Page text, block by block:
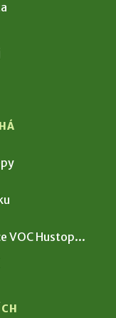
VOC Hustop...